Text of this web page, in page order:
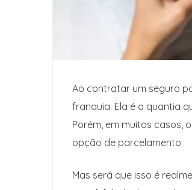
Ao contratar um seguro
franquia. Ela é a quantia
Porém, em muitos casos,
opção de parcelamento.
Mas será que isso é